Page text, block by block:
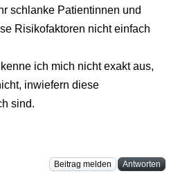
schlanke Patientinnen und
Risikofaktoren nicht einfach
ich mich nicht exakt aus,
inwiefern diese
sind.
Beitrag melden Antworten